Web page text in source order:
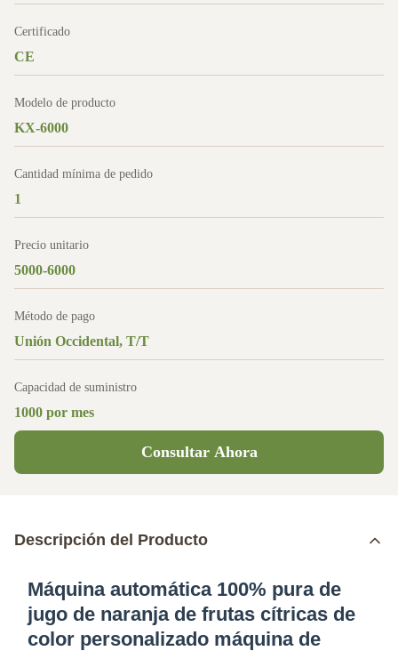
Certificado
CE
Modelo de producto
KX-6000
Cantidad mínima de pedido
1
Precio unitario
5000-6000
Método de pago
Unión Occidental, T/T
Capacidad de suministro
1000 por mes
Consultar Ahora
Descripción del Producto
Máquina automática 100% pura de
jugo de naranja de frutas cítricas de
color personalizado máquina de